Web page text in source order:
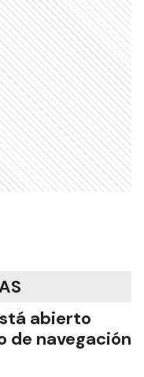
abierto
de navegación